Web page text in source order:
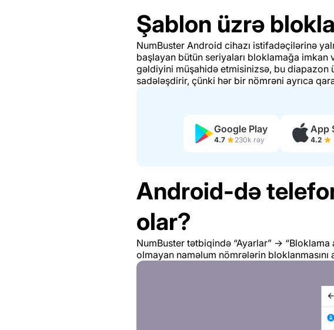
Şablon üzrə
NumBuster Android cihazı istifadəçilərinə
başlayan bütün seriyaları bloklamağa
gəldiyini müşahidə etmisinizsə, bu diapazon
sadələşdirir, çünki hər bir nömrəni ayrıca
Google Play
4.7 230k rəy
App
4.2
Android-də
olar?
NumBuster tətbiqində “Ayarlar” →
olmayan naməlum nömrələrin